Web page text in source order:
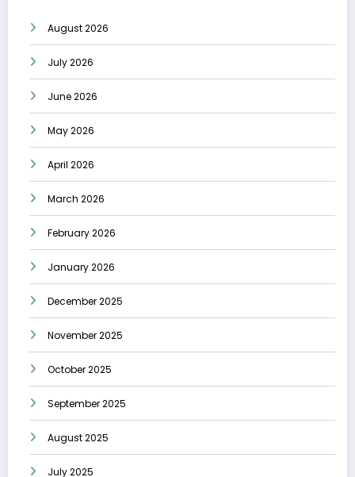
August 2026
July 2026
June 2026
May 2026
April 2026
March 2026
February 2026
January 2026
December 2025
November 2025
October 2025
September 2025
August 2025
July 2025